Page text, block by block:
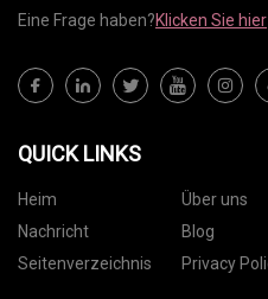
Eine Frage haben?Klicken Sie hier
QUICK LINKS
Heim Über uns
Nachricht
Blog
Seitenverzeichnis
Privacy